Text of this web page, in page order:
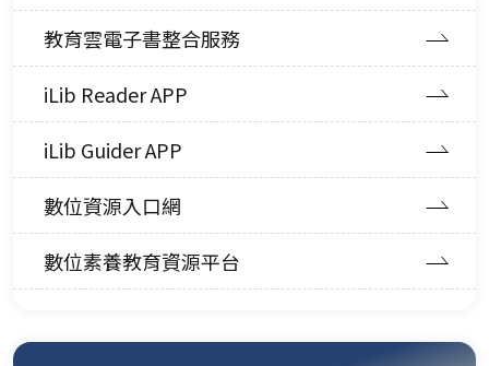
教育雲電子書整合服務
iLib Reader APP
iLib Guider APP
數位資源入口網
數位素養教育資源平台